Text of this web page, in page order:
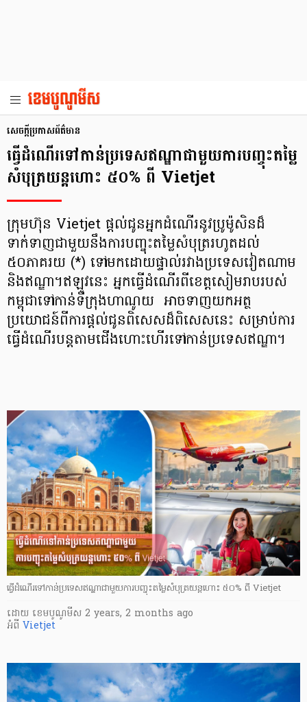
សេចក្តីប្រកាសព័ត៌មាន
ធ្វើដំណើរទៅកាន់ប្រទេសឥណ្ឌាជាមួយការបញ្ចុះតម្លៃ
សំបុត្រយន្ដហោះ ៥០% ពី Vietjet
ក្រុមហ៊ុន Vietjet ផ្តល់ជូនអ្នកដំណើរនូវប្រូម៉ូសិនដ៏
ទាក់ទាញជាមួយនឹងការបញ្ចុះតម្លៃសំបុត្ររហូតដល់
៥០ភាគរយ (*) ទៅមកដោយផ្ទាល់រវាងប្រទេសវៀតណាម
និងឥណ្ឌា។ឥឡូវនេះ អ្នកធ្វើដំណើរ​ពី​ខេត្ដ​សៀមរាប​របស់​
កម្ពុជា​ទៅកាន់ទីក្រុង​​ហាណូយ ​ ​អាច​ទាញយក​អត្ថ
ប្រយោជន៍​ពី​ការផ្តល់ជូន​ពិសេស​ដ៏​ពិសេស​នេះ​ សម្រាប់​ការ
ធ្វើដំណើរ​បន្ត​តាម​ជើងហោះហើរ​ទៅកាន់​ប្រទេស​ឥណ្ឌា​។​
ធ្វើដំណើរទៅកាន់ប្រទេសឥណ្ឌាជាមួយការបញ្ចុះតម្លៃសំបុត្រយន្ដហោះ ៥០% ពី Vietjet
ដោយ ​ ខេមបូណូមីស 2 years, 2 months ago
អំពី Vietjet